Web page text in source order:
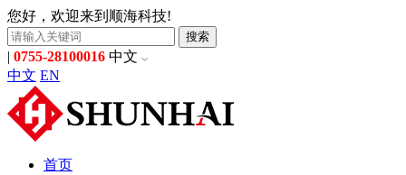
您好，欢迎来到顺海科技!
搜索
| 0755-28100016 中文
中文 EN
首页